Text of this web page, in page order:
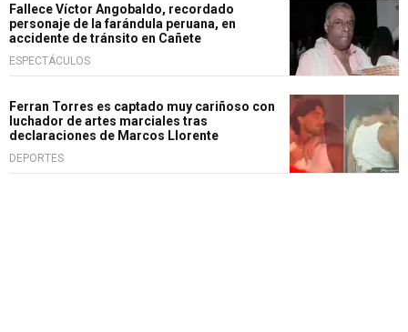
Fallece Víctor Angobaldo, recordado
personaje de la farándula peruana, en
accidente de tránsito en Cañete
ESPECTÁCULOS
Ferran Torres es captado muy cariñoso con
luchador de artes marciales tras
declaraciones de Marcos Llorente
DEPORTES